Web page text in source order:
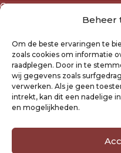
Beheer
Om de beste ervaringen te
zoals cookies om informatie
raadplegen. Door in te
wij gegevens zoals
verwerken. Als je geen
intrekt, kan dit een nadelige
en mogelijkheden.
Over ons
Algemene voorwaarden
Privacyverklaring Raysland
Cookiebeleid
Mijn account
Klantenservice
Verzending- en retourbeleid